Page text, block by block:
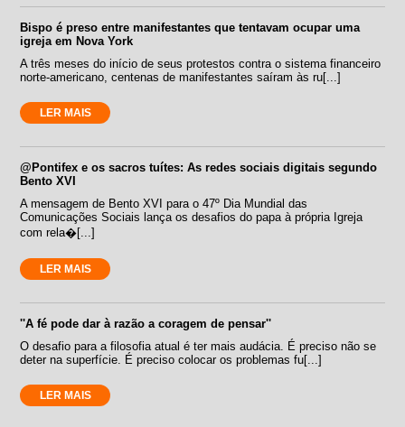
Bispo é preso entre manifestantes que tentavam ocupar uma
igreja em Nova York
A três meses do início de seus protestos contra o sistema financeiro
norte-americano, centenas de manifestantes saíram às ru[...]
LER MAIS
@Pontifex e os sacros tuítes: As redes sociais digitais segundo
Bento XVI
A mensagem de Bento XVI para o 47º Dia Mundial das
Comunicações Sociais lança os desafios do papa à própria Igreja
com rela�[...]
LER MAIS
''A fé pode dar à razão a coragem de pensar''
O desafio para a filosofia atual é ter mais audácia. É preciso não se
deter na superfície. É preciso colocar os problemas fu[...]
LER MAIS